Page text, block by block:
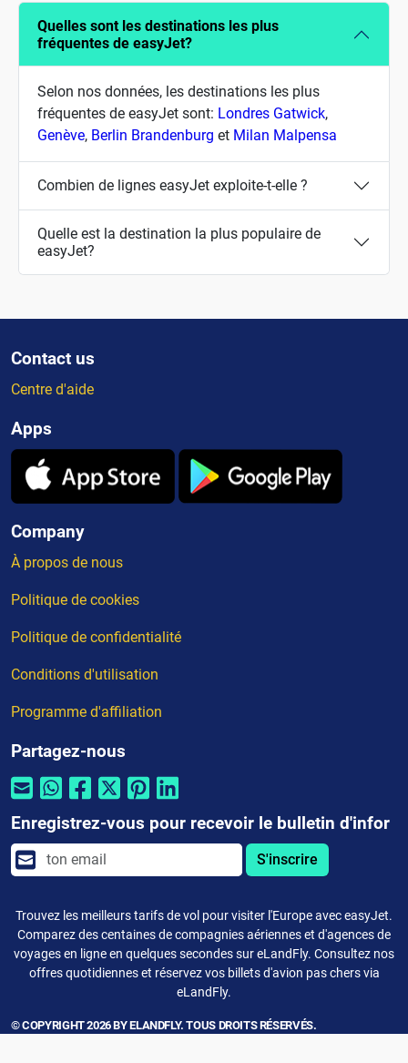
Quelles sont les destinations les plus
fréquentes de easyJet?
Selon nos données, les destinations les plus
fréquentes de easyJet sont: Londres Gatwick,
Genève, Berlin Brandenburg et Milan Malpensa
Combien de lignes easyJet exploite-t-elle ?
Quelle est la destination la plus populaire de
easyJet?
Contact us
Centre d'aide
Apps
Company
À propos de nous
Politique de cookies
Politique de confidentialité
Conditions d'utilisation
Programme d'affiliation
Partagez-nous
Enregistrez-vous pour recevoir le bulletin d'infor
S'inscrire
Trouvez les meilleurs tarifs de vol pour visiter l'Europe avec easyJet.
Comparez des centaines de compagnies aériennes et d'agences de
voyages en ligne en quelques secondes sur eLandFly. Consultez nos
offres quotidiennes et réservez vos billets d'avion pas chers via
eLandFly.
© COPYRIGHT 2026 BY ELANDFLY. TOUS DROITS RÉSERVÉS.